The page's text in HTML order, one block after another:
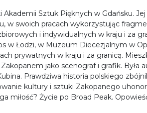
Akademii Sztuk Pięknych w Gdańsku.
w swoich pracach wykorzystując
i indywidualnych w kraju i za
w Łodzi, w Muzeum Diecezjalnym w
prywatnych w kraju i za granicą.
jako scenograf i grafik. Była
Prawdziwa historia polskiego
kultury i sztuki Zakopanego
miłość? Życie po Broad Peak.